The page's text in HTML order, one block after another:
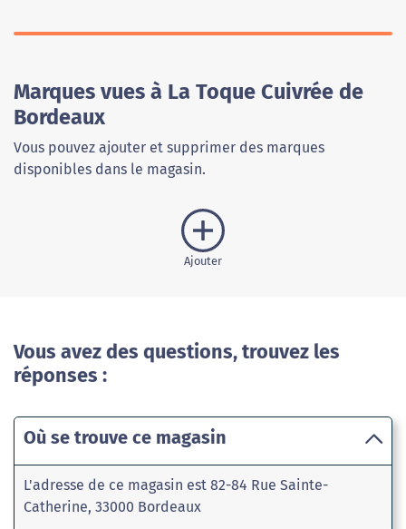
Marques vues à La Toque Cuivrée de
Bordeaux
Vous pouvez ajouter et supprimer des marques
disponibles dans le magasin.
Ajouter
Vous avez des questions, trouvez les
réponses :
Où se trouve ce magasin
L'adresse de ce magasin est 82-84 Rue Sainte-
Catherine, 33000 Bordeaux